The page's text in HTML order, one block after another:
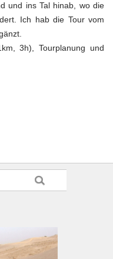
und ins Tal hinab, wo die
Ich hab die Tour vom
3h), Tourplanung und